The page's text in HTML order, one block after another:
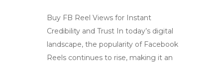
Buy FB Reel Views for Instant
Credibility and Trust In today’s digital
landscape, the popularity of Facebook
Reels continues to rise, making it an